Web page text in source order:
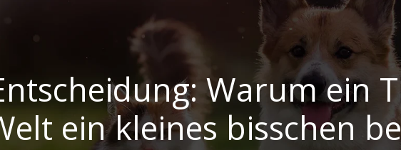
Warum ein
ein kleines bisschen